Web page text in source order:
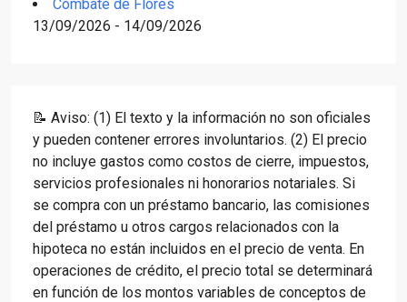
Combate de Flores
13/09/2026 - 14/09/2026
📝 Aviso: (1) El texto y la información no son oficiales
y pueden contener errores involuntarios. (2) El precio
no incluye gastos como costos de cierre, impuestos,
servicios profesionales ni honorarios notariales. Si
se compra con un préstamo bancario, las comisiones
del préstamo u otros cargos relacionados con la
hipoteca no están incluidos en el precio de venta. En
operaciones de crédito, el precio total se determinará
en función de los montos variables de conceptos de